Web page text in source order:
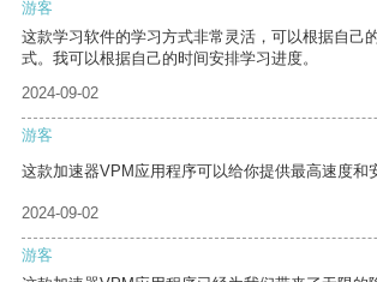
游客
这款学习软件的学习方式非常灵活，可以根据自己
式。我可以根据自己的时间安排学习进度。
2024-09-02
游客
这款加速器VPM应用程序可以给你提供最高速度和
2024-09-02
游客